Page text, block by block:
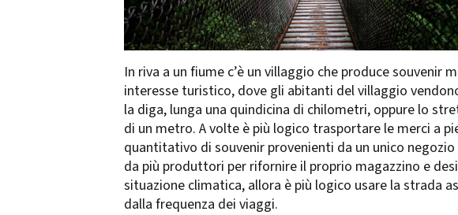
In riva a un fiume c’è un villaggio che produce
interesse turistico, dove gli abitanti del villaggio
la diga, lunga una quindicina di chilometri, oppure lo
di un metro. A volte è più logico trasportare le merci a
quantitativo di souvenir provenienti da un unico
da più produttori per rifornire il proprio magazzino e
situazione climatica, allora è più logico usare la strada
dalla frequenza dei viaggi.